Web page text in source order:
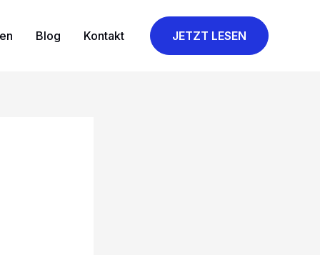
Blog Kontakt JETZT LESEN